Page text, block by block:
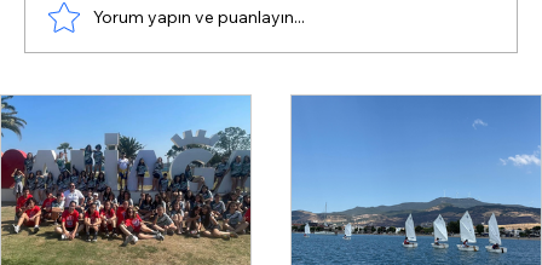
“Operasyon Tugay’ın Şikayetiyle
Başladı”
Yorum yapın ve puanlayın...